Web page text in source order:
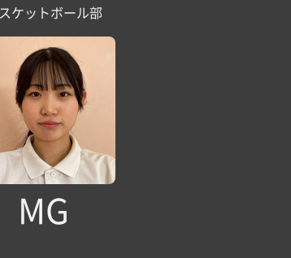
ケットボール部
MG